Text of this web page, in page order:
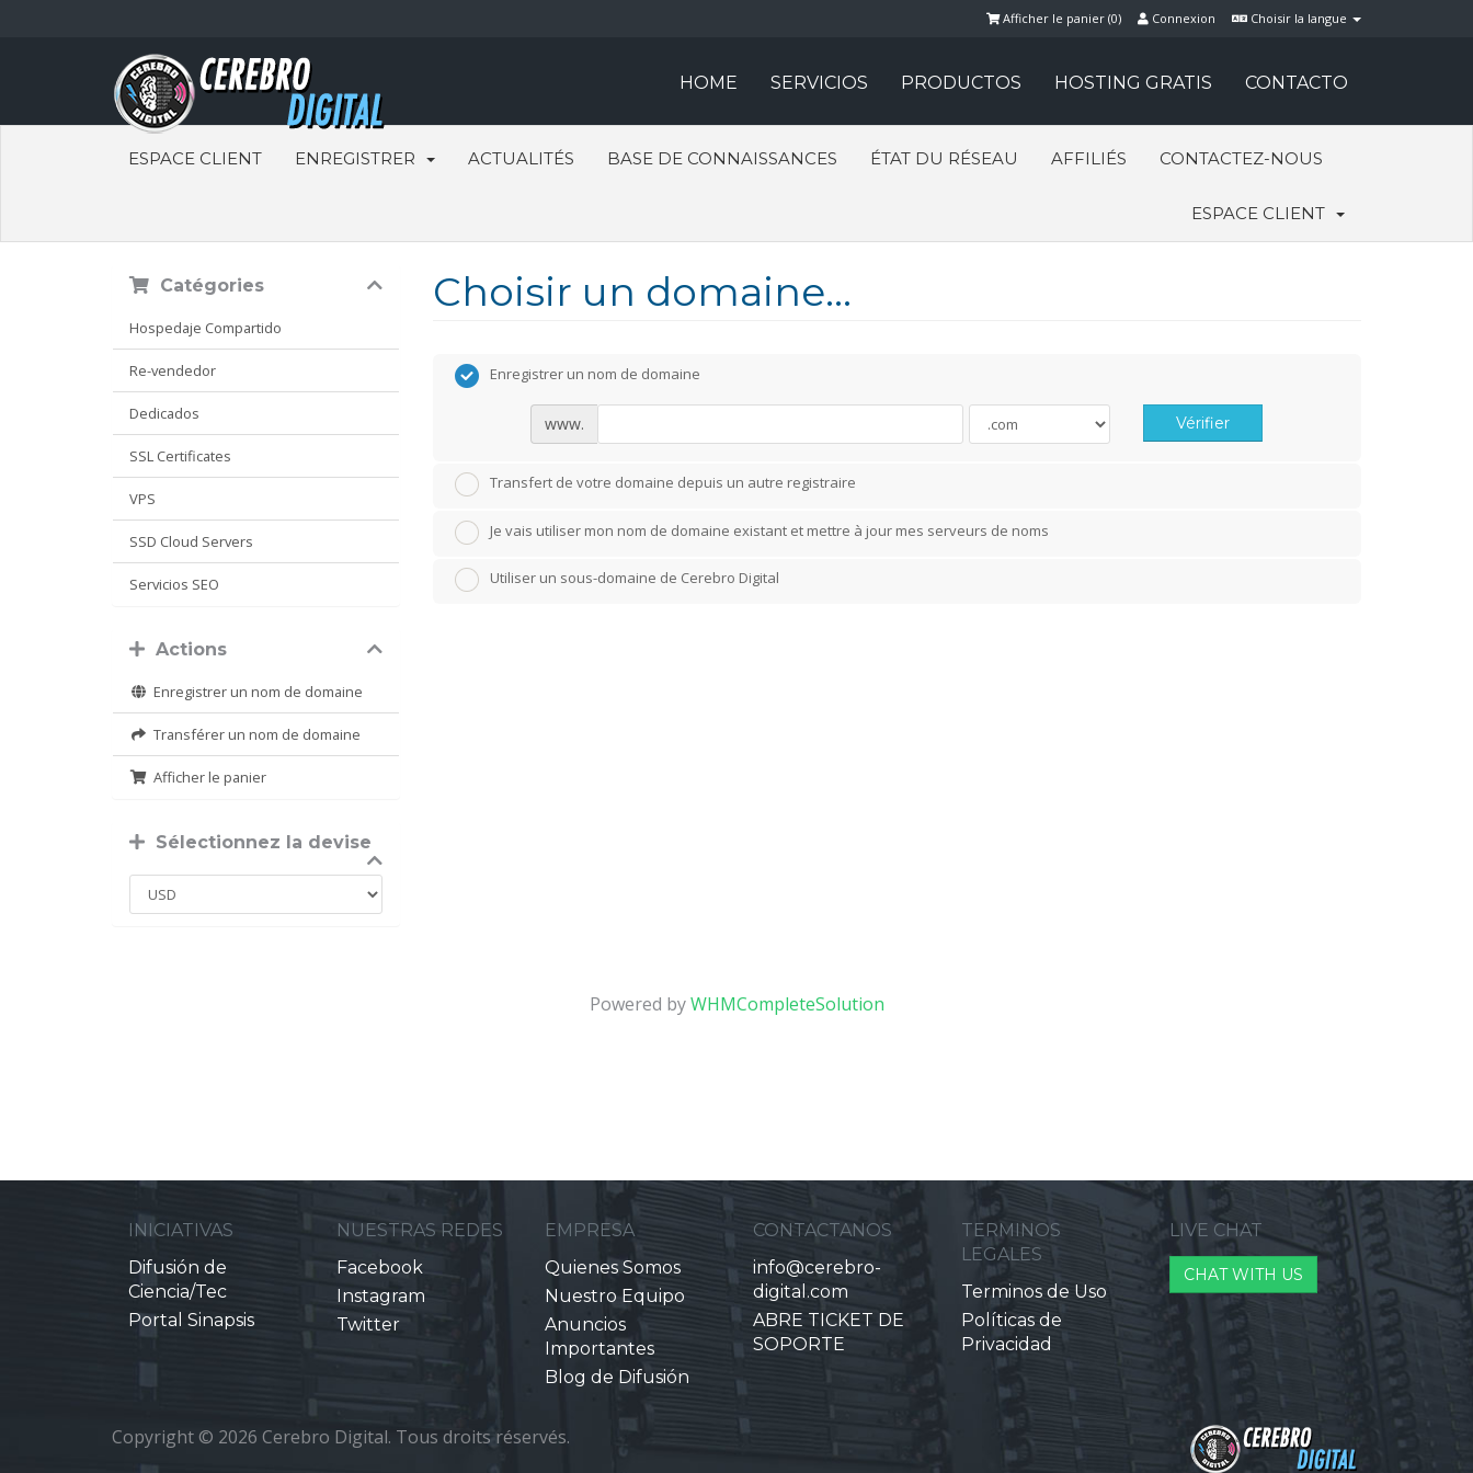
Choisir la langue
Connexion
Afficher le panier (0)
HOME SERVICIOS PRODUCTOS HOSTING GRATIS CONTACTO
ESPACE CLIENT ENREGISTRER ACTUALITÉS BASE DE CONNAISSANCES ÉTAT DU RÉSEAU AFFILIÉS CONTACTEZ-NOUS
ESPACE CLIENT
Choisir un domaine...
Catégories
Hospedaje Compartido
Re-vendedor
Dedicados
SSL Certificates
VPS
SSD Cloud Servers
Servicios SEO
Actions
Enregistrer un nom de domaine
Transférer un nom de domaine
Afficher le panier
Sélectionnez la devise
Enregistrer un nom de domaine
www. Vérifier
Transfert de votre domaine depuis un autre registraire
Je vais utiliser mon nom de domaine existant et mettre à jour mes serveurs de noms
Utiliser un sous-domaine de Cerebro Digital
Powered byWHMCompleteSolution
INICIATIVAS
Difusión de
Ciencia/Tec
Portal Sinapsis
NUESTRAS REDES
Facebook
Instagram
Twitter
EMPRESA
Quienes Somos
Nuestro Equipo
Anuncios
Importantes
Blog de Difusión
CONTACTANOS
info@cerebro-
digital.com
ABRE TICKET DE
SOPORTE
TERMINOS
LEGALES
Terminos de Uso
Políticas de
Privacidad
LIVE CHAT
CHAT WITH US
Copyright © 2026 Cerebro Digital. Tous droits réservés.